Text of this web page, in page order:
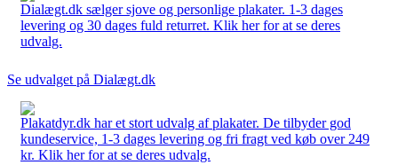
Dialægt.dk sælger sjove og personlige plakater. 1-3 dages
levering og 30 dages fuld returret. Klik her for at se deres
udvalg.
Se udvalget på Dialægt.dk
Plakatdyr.dk har et stort udvalg af plakater. De tilbyder god
kundeservice, 1-3 dages levering og fri fragt ved køb over 249
kr. Klik her for at se deres udvalg.